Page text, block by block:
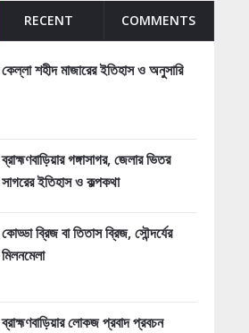
RECENT COMMENTS
কেল্লা শহীদ মাজারের ইতিহাস ও অনুসারি
ব্রাহ্মণবাড়িয়ার গঙ্গাসাগর, জেলার ভিতর
সাগরের ইতিহাস ও কল্পকথা
কোড্ডা ব্রিজ বা তিতাস ব্রিজ, সৌন্দর্যের
মিলনমেলা
ব্রাহ্মণবাড়িয়ার লোকজ প্রবাদ প্রবচন